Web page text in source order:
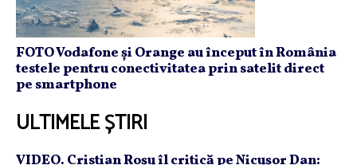
FOTO Vodafone și Orange au început în România
testele pentru conectivitatea prin satelit direct
pe smartphone
ULTIMELE ȘTIRI
VIDEO. Cristian Roşu îl critică pe Nicuşor Dan: